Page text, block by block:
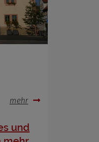
mehr
und